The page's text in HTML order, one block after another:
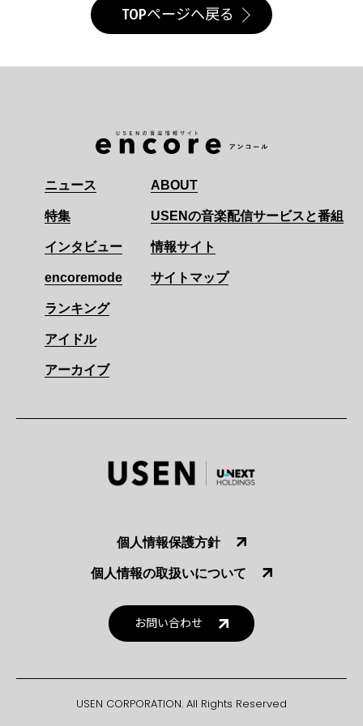
TOPページへ戻る
ニュース
特集
インタビュー
encoremode
ランキング
アイドル
アーカイブ
ABOUT
USENの音楽配信サービスと番組
情報サイト
サイトマップ
個人情報保護方針
個人情報の取扱いについて
お問い合わせ
USEN CORPORATION. All Rights Reserved